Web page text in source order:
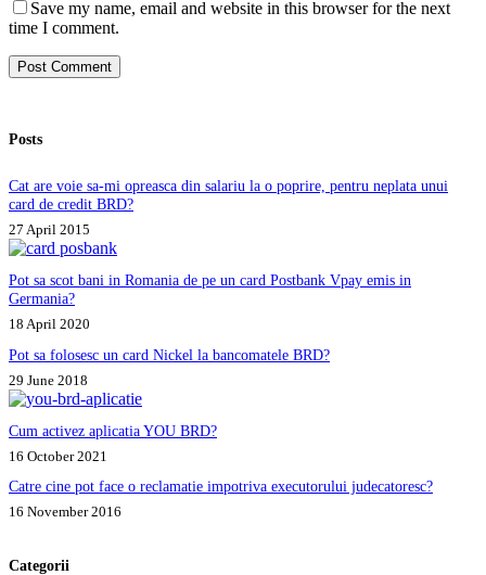
Save my name, email and website in this browser for the next
time I comment.
Post Comment
Posts
Cat are voie sa-mi opreasca din salariu la o poprire, pentru neplata unui
card de credit BRD?
27 April 2015
Pot sa scot bani in Romania de pe un card Postbank Vpay emis in
Germania?
18 April 2020
Pot sa folosesc un card Nickel la bancomatele BRD?
29 June 2018
Cum activez aplicatia YOU BRD?
16 October 2021
Catre cine pot face o reclamatie impotriva executorului judecatoresc?
16 November 2016
Categorii